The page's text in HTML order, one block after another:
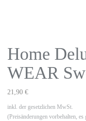
Home
WEAR
21,90 €
inkl. der gesetzlichen MwSt.
(Preisänderungen vorbehalten, es